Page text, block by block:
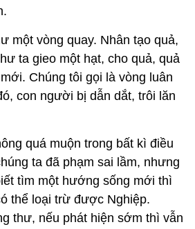
một vòng quay. Nhân tạo quả,
ta gieo một hạt, cho quả, quả
Chúng tôi gọi là vòng luân
con người bị dẫn dắt, trôi lăn
quá muộn trong bất kì điều
ta đã phạm sai lầm, nhưng
tìm một hướng sống mới thì
thể loại trừ được Nghiệp.
thư, nếu phát hiện sớm thì vẫn